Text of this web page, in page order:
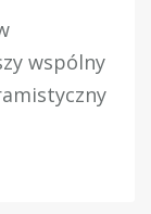
wspólny